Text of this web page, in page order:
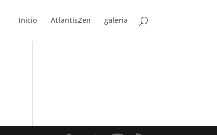
Inicio AtlantisZen galeria